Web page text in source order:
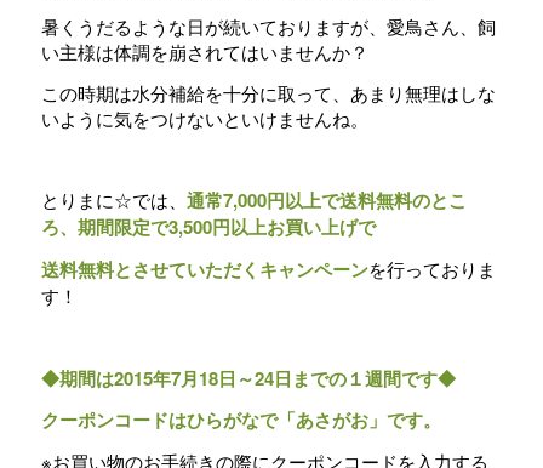
暑くうだるような日が続いておりますが、愛鳥さん、飼
い主様は体調を崩されてはいませんか？
この時期は水分補給を十分に取って、あまり無理はしな
いように気をつけないといけませんね。
とりまに☆では、 通常7,000円以上で送料無料のとこ
ろ、期間限定で3,500円以上お買い上げで
送料無料とさせていただくキャンペーンを行っておりま
す！
◆期間は2015年7月18日～24日までの１週間です◆
クーポンコードはひらがなで「あさがお」です。
※お買い物のお手続きの際にクーポンコードを入力する